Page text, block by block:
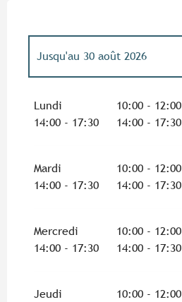
Du 4 avril 2026 au 3 mai 2026
Jusqu'au 30 août 2026
Lundi 10:00 - 12:00
14:00 - 17:30
14:00 - 17:30
Mardi 10:00 - 12:00
14:00 - 17:30
14:00 - 17:30
Mercredi 10:00 - 12:00
14:00 - 17:30
14:00 - 17:30
Jeudi 10:00 - 12:00